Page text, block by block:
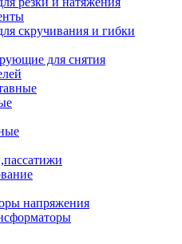
скручивания и гибки
для снятия
напряжения